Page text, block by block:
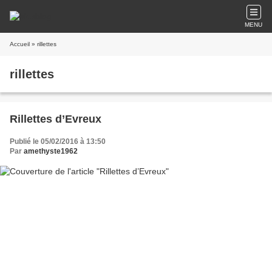
MENU
Accueil » rillettes
rillettes
Rillettes d’Evreux
Publié le 05/02/2016 à 13:50
Par amethyste1962